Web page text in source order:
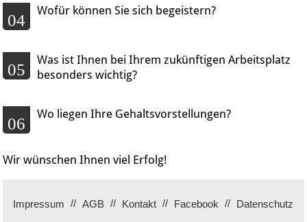
04
Wofür können Sie sich begeistern?
05
Was ist Ihnen bei Ihrem zukünftigen Arbeitsplatz
besonders wichtig?
06
Wo liegen Ihre Gehaltsvorstellungen?
Wir wünschen Ihnen viel Erfolg!
Impressum AGB Kontakt Facebook Datenschutz